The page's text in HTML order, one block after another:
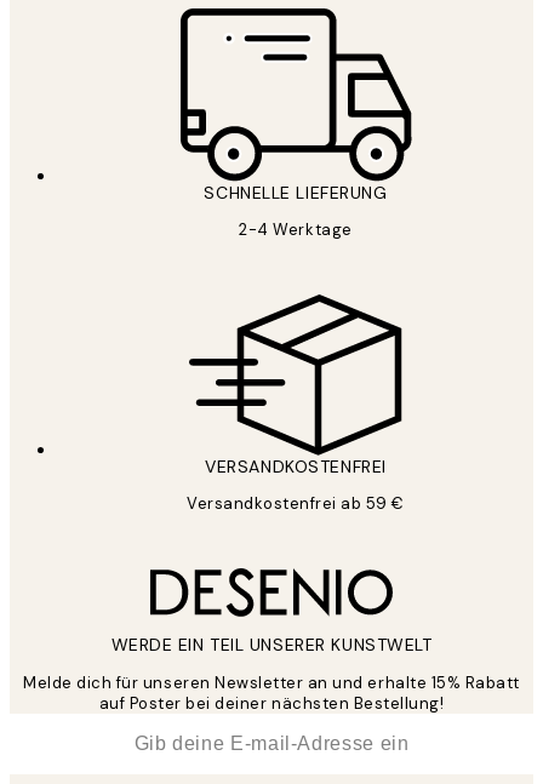
SCHNELLE LIEFERUNG
2-4 Werktage
VERSANDKOSTENFREI
Versandkostenfrei ab 59 €
WERDE EIN TEIL UNSERER KUNSTWELT
Melde dich für unseren Newsletter an und erhalte 15% Rabatt
auf Poster bei deiner nächsten Bestellung!